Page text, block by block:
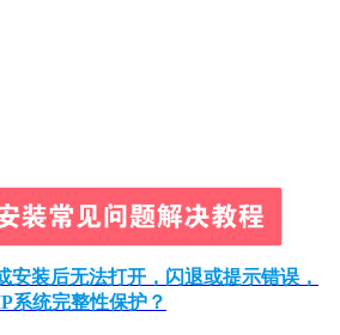
安装后无法打开，闪退或提示错误，
系统完整性保护？